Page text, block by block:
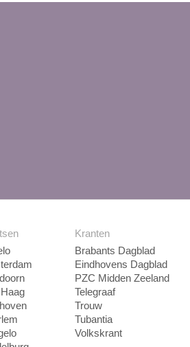
Kranten
Brabants Dagblad
Eindhovens Dagblad
PZC Midden Zeeland
Telegraaf
Trouw
Tubantia
Volkskrant